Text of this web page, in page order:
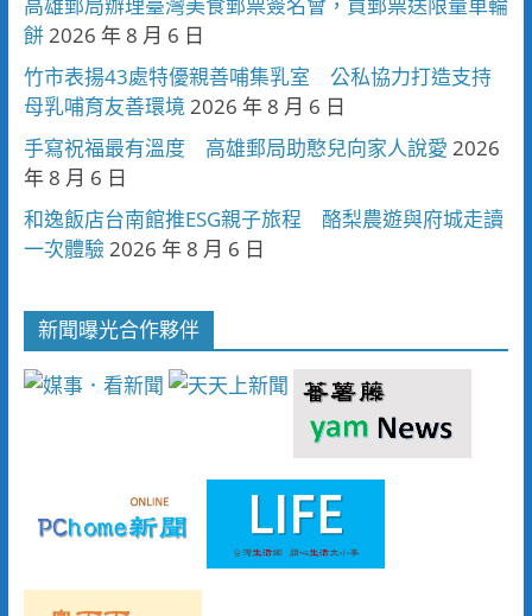
餅 2026 年 8 月 6 日
竹市表揚43處特優親善哺集乳室 公私協力打造支持
母乳哺育友善環境 2026 年 8 月 6 日
手寫祝福最有溫度 高雄郵局助憨兒向家人說愛 2026
年 8 月 6 日
和逸飯店台南館推ESG親子旅程 酪梨農遊與府城走讀
一次體驗 2026 年 8 月 6 日
新聞曝光合作夥伴